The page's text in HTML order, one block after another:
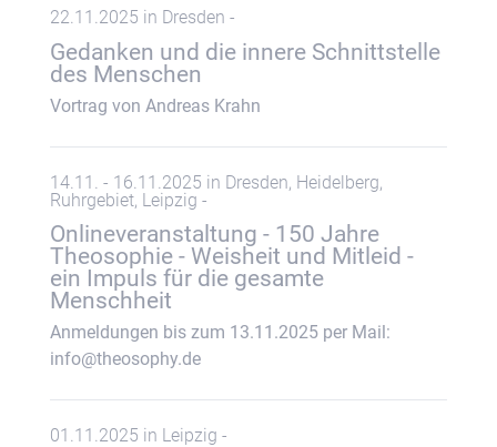
22.11.2025 in Dresden -
Gedanken und die innere Schnittstelle
des Menschen
Vortrag von Andreas Krahn
14.11. - 16.11.2025 in Dresden, Heidelberg,
Ruhrgebiet, Leipzig -
Onlineveranstaltung - 150 Jahre
Theosophie - Weisheit und Mitleid -
ein Impuls für die gesamte
Menschheit
Anmeldungen bis zum 13.11.2025 per Mail:
info@theosophy.de
01.11.2025 in Leipzig -